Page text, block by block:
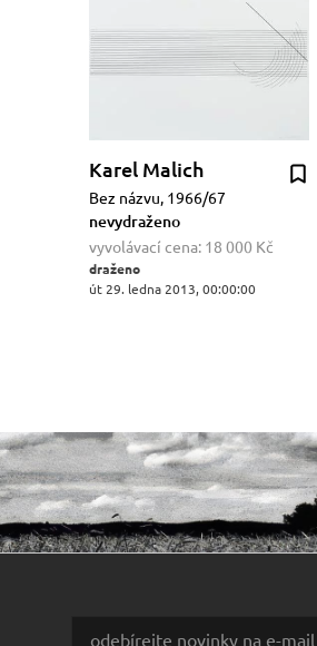
Karel Malich
Bez názvu, 1966/67
nevydraženo
vyvolávací cena: 18 000 Kč
draženo
út 29. ledna 2013, 00:00:00